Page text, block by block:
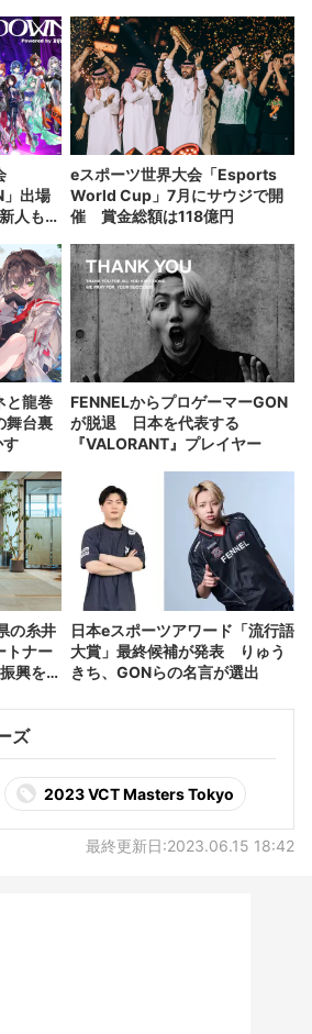
」出場
人も
eスポーツ世界大会「Esports
World Cup」7月にサウジで開
催 賞金総額は118億円
と龍巻
舞台裏
す
FENNELからプロゲーマーGON
が脱退 日本を代表する
『VALORANT』プレイヤー
の糸井
トナー
興を目
日本eスポーツアワード「流行語
大賞」最終候補が発表 りゅう
きち、GONらの名言が選出
ズ
2023 VCT Masters Tokyo
最終更新日:2023.06.15 18:42